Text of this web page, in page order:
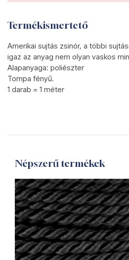
Termékismertető
Amerikai sujtás zsinór, a többi
igaz az anyag nem olyan vaskos
Alapanyaga: poliészter
Tompa fényű.
1 darab = 1 méter
Népszerű termékek